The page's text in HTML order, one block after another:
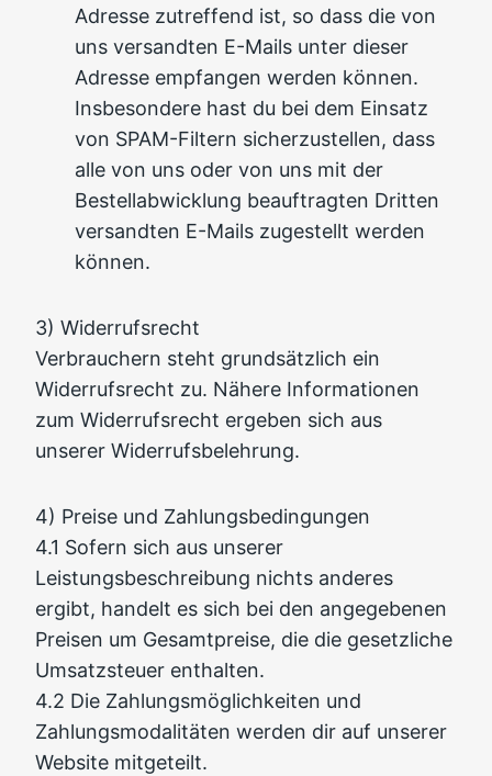
Adresse zutreffend ist, so dass die von
uns versandten E-Mails unter dieser
Adresse empfangen werden können.
Insbesondere hast du bei dem Einsatz
von SPAM-Filtern sicherzustellen, dass
alle von uns oder von uns mit der
Bestellabwicklung beauftragten Dritten
versandten E-Mails zugestellt werden
können.
3) Widerrufsrecht
Verbrauchern steht grundsätzlich ein
Widerrufsrecht zu. Nähere Informationen
zum Widerrufsrecht ergeben sich aus
unserer Widerrufsbelehrung.
4) Preise und Zahlungsbedingungen
4.1 Sofern sich aus unserer
Leistungsbeschreibung nichts anderes
ergibt, handelt es sich bei den angegebenen
Preisen um Gesamtpreise, die die gesetzliche
Umsatzsteuer enthalten.
4.2 Die Zahlungsmöglichkeiten und
Zahlungsmodalitäten werden dir auf unserer
Website mitgeteilt.